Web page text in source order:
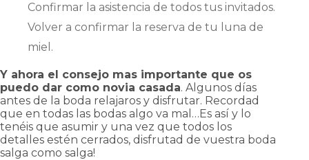
Confirmar la asistencia de todos tus invitados.
Volver a confirmar la reserva de tu luna de
miel.
Y ahora el consejo mas importante que os
puedo dar como novia casada. Algunos días
antes de la boda relajaros y disfrutar. Recordad
que en todas las bodas algo va mal…Es así y lo
tenéis que asumir y una vez que todos los
detalles estén cerrados, disfrutad de vuestra boda
salga como salga!